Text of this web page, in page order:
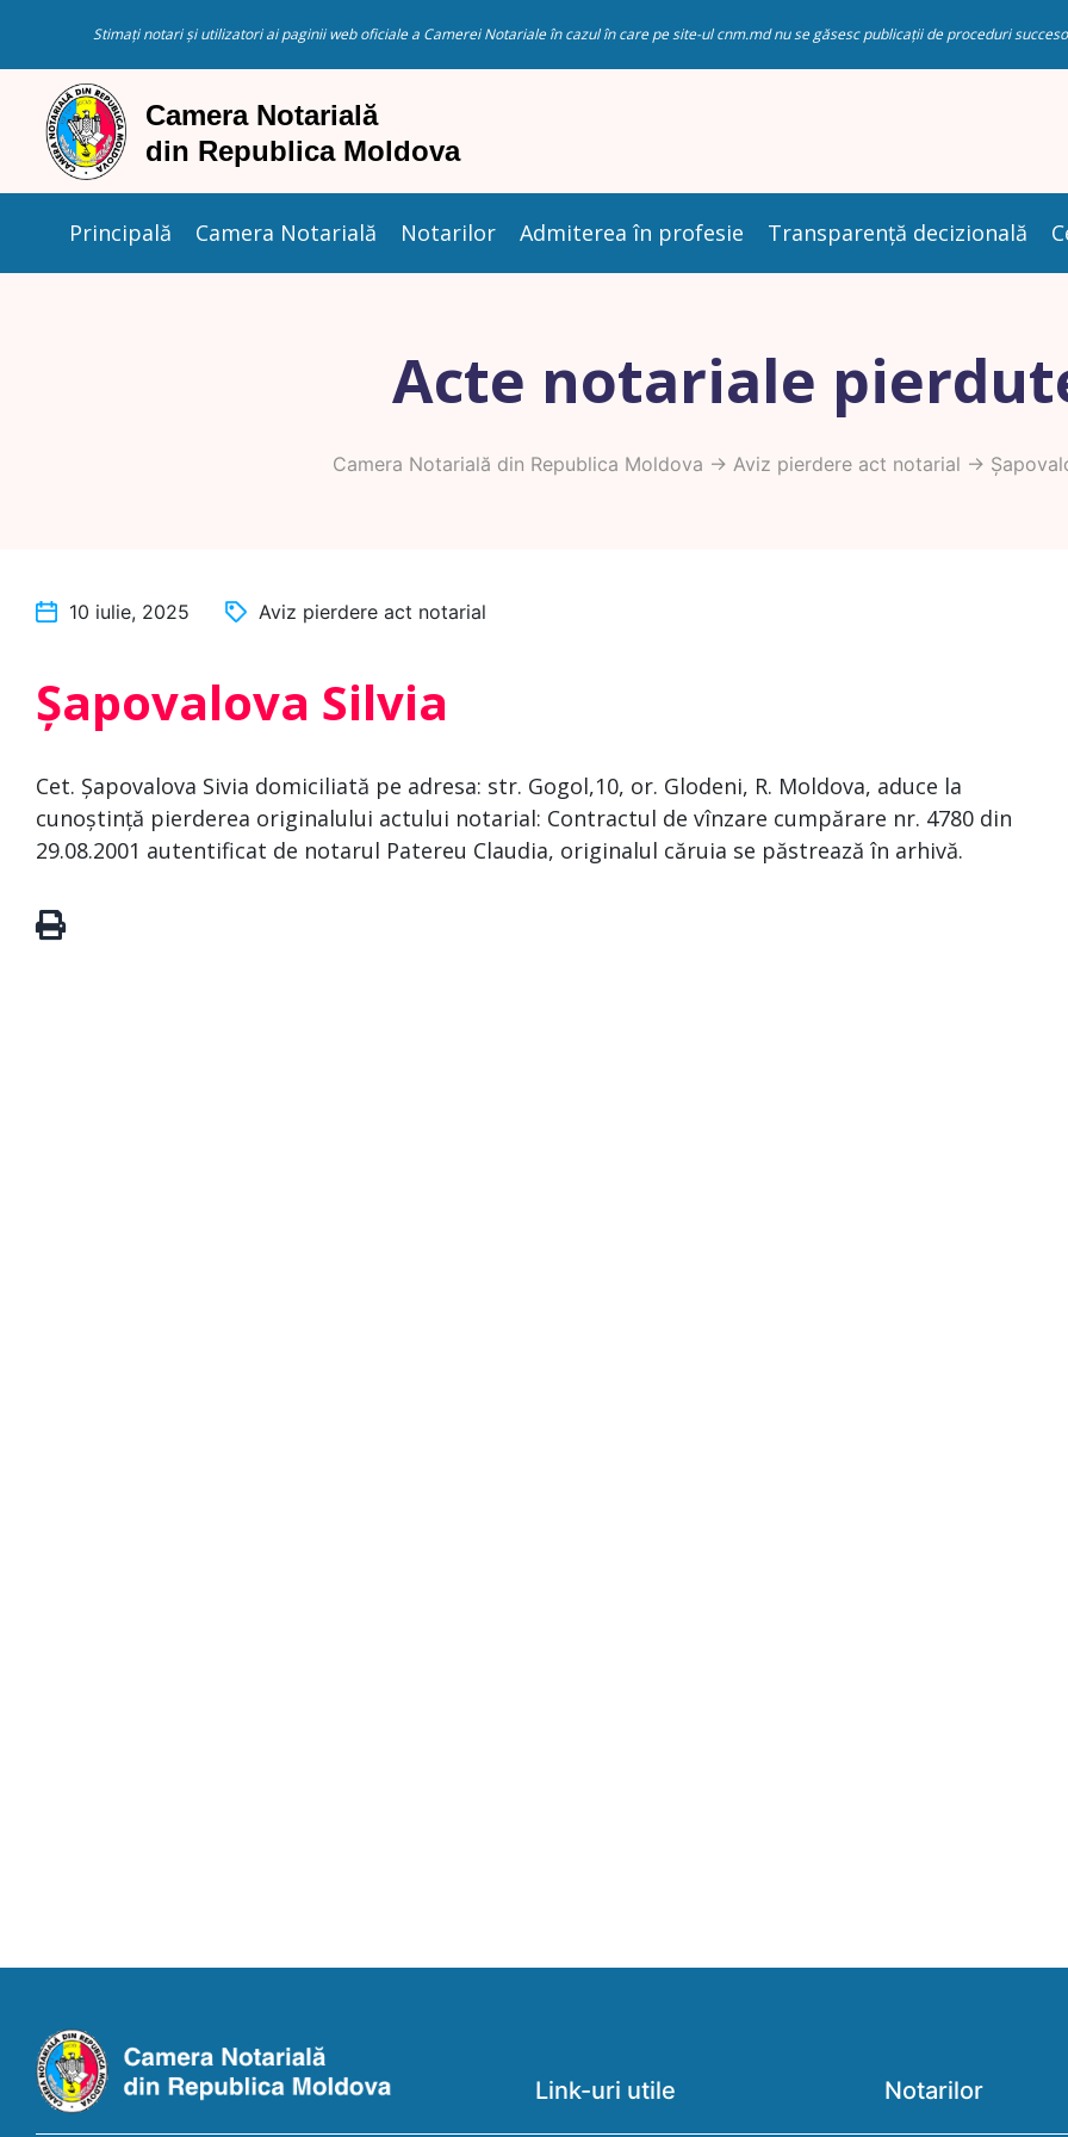
Stimați notari și utilizatori ai paginii web oficiale a Camerei Notariale în cazul în care pe site-ul cnm.md nu se găsesc publicații de proceduri
Principală Camera Notarială Notarilor Admiterea în profesie Transparență decizională
Acte notariale
Camera Notarială din Republica Moldova -> Aviz pierdere act notarial ->
10 iulie, 2025 Aviz pierdere act notarial
Șapovalova Silvia
Cet. Șapovalova Sivia domiciliată pe adresa: str. Gogol,10, or. Glodeni, R. Moldova, aduce la
cunoștință pierderea originalului actului notarial: Contractul de vînzare cumpărare nr. 4780 din
29.08.2001 autentificat de notarul Patereu Claudia, originalul căruia se păstrează în arhivă.
Link-uri utile Notarilor